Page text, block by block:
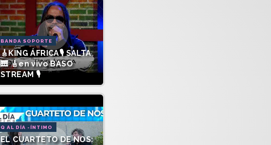
BANDA SOPORTE
🎸KING ÁFRICA🎙️ SALTA
🎹 🎸en vivo BASO
STREAM 🎙️
Q AL DÍA -ÍNTIMO
EL CUARTETO DE NOS: